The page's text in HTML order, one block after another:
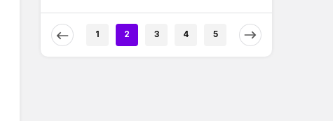
1 2 3 4 5